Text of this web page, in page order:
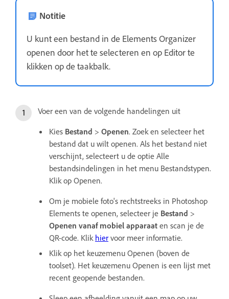
Notitie
U kunt een bestand in de Elements Organizer
openen door het te selecteren en op Editor te
klikken op de taakbalk.
Voer een van de volgende handelingen uit
Kies Bestand > Openen. Zoek en selecteer het
bestand dat u wilt openen. Als het bestand niet
verschijnt, selecteert u de optie Alle
bestandsindelingen in het menu Bestandstypen.
Klik op Openen.
Om je mobiele foto's rechtstreeks in Photoshop
Elements te openen, selecteer je Bestand >
Openen vanaf mobiel apparaat en scan je de
QR-code. Klik hier voor meer informatie.
Klik op het keuzemenu Openen (boven de
toolset). Het keuzemenu Openen is een lijst met
recent geopende bestanden.